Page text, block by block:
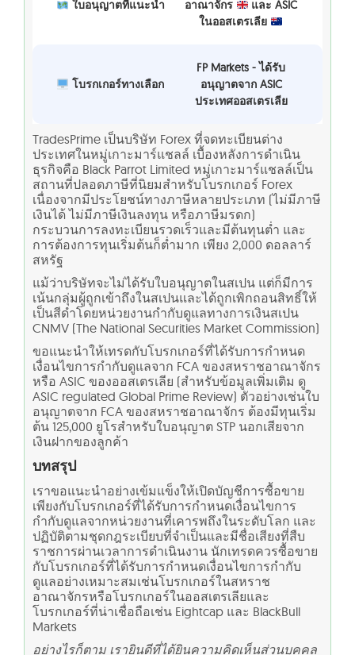
ใบอนุญาตที่แนะนำ
อาณาจักร
และ ASIC
ในออสเตรเลีย
โบรกเกอร์ทางเลือก
FP Markets - ได้รับ
อนุญาตจาก ASIC
ประเทศออสเตรเลีย
TradesPrime เป็นบริษัท Forex ที่จดทะเบียนต่าง
ประเทศในหมู่เกาะมาร์แชลล์ เบื้องหลังการดำเนิน
ธุรกิจคือ Black Parrot Limited หมู่เกาะมาร์แชลล์เป็น
สถานที่ปลอดภาษีที่นิยมสำหรับโบรกเกอร์ Forex
เนื่องจากมีประโยชน์ทางภาษีหลายประเภท (ไม่มีภาษี
เงินได้ ไม่มีภาษีเงินลงทุน หรือภาษีมรดก)
กระบวนการลงทะเบียนรวดเร็วและมีต้นทุนต่ำ และ
การต้องการทุนเริ่มต้นก็ต่ำมาก เพียง 2,000 ดอลลาร์
สหรัฐ
แม้ว่าบริษัทจะไม่ได้รับใบอนุญาตในสเปน แต่ก็มีการ
เน้นกลุ่มผู้ถูกเข้าถึงในสเปนและได้ถูกเพิกถอนสิทธิ์ให้
เป็นสีดำโดยหน่วยงานกำกับดูแลทางการเงินสเปน
CNMV (The National Securities Market Commission)
ขอแนะนำให้เทรดกับโบรกเกอร์ที่ได้รับการกำหนด
เงื่อนไขการกำกับดูแลจาก FCA ของสหราชอาณาจักร
หรือ ASIC ของออสเตรเลีย (สำหรับข้อมูลเพิ่มเติม ดู
ASIC regulated Global Prime Review) ตัวอย่างเช่นใบ
อนุญาตจาก FCA ของสหราชอาณาจักร ต้องมีทุนเริ่ม
ต้น 125,000 ยูโรสำหรับใบอนุญาต STP นอกเสียจาก
เงินฝากของลูกค้า
บทสรุป
เราขอแนะนำอย่างเข้มแข็งให้เปิดบัญชีการซื้อขาย
เพียงกับโบรกเกอร์ที่ได้รับการกำหนดเงื่อนไขการ
กำกับดูแลจากหน่วยงานที่เคารพถึงในระดับโลก และ
ปฏิบัติตามชุดกฎระเบียบที่จำเป็นและมีชื่อเสียงที่สืบ
ราชการผ่านเวลาการดำเนินงาน นักเทรดควรซื้อขาย
กับโบรกเกอร์ที่ได้รับการกำหนดเงื่อนไขการกำกับ
ดูแลอย่างเหมาะสมเช่นโบรกเกอร์ในสหราช
อาณาจักรหรือโบรกเกอร์ในออสเตรเลียและ
โบรกเกอร์ที่น่าเชื่อถือเช่น Eightcap และ BlackBull
Markets
อย่างไรก็ตาม เรายินดีที่ได้ยินความคิดเห็นส่วนบุคคล